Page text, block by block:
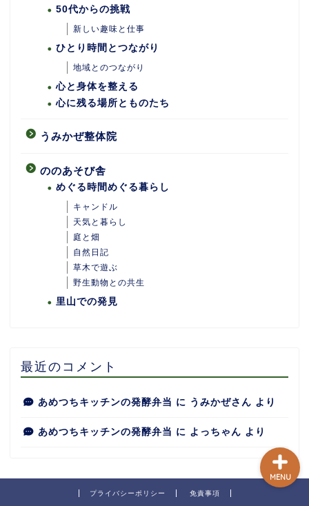
50代からの挑戦
新しい趣味と仕事
ひとり時間とつながり
地域とのつながり
心と身体を整える
心に残る場所とものたち
うみかぜ整体院
ののあそび舎
めぐる時間めぐる暮らし
キャンドル
天気と暮らし
庭と畑
自然日記
草木で遊ぶ
野生動物との共生
里山での発見
最近のコメント
あめつちキッチンの発酵弁当 に うみかぜさん より
あめつちキッチンの発酵弁当 に よっちゃん より
プライバシーポリシー 免責事項
MENU